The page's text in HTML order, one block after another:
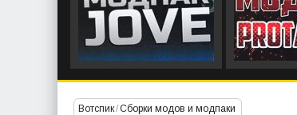
Вотспик/Сборки модов и модпаки